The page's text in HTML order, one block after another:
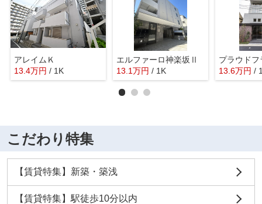
アレイムＫ
13.4万円 / 1K
エルファーロ神楽坂Ⅱ
13.1万円 / 1K 13.6万円 /
こだわり特集
【賃貸特集】新築・築浅
【賃貸特集】駅徒歩10分以内